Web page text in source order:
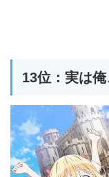
13位：実は